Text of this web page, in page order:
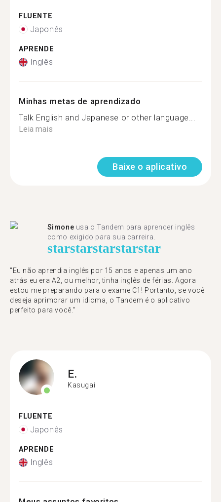
FLUENTE
Japonês
APRENDE
Inglês
Minhas metas de aprendizado
Talk English and Japanese or other language...
Leia mais
Baixe o aplicativo
Simone usa o Tandem para aprender inglês
como exigido para sua carreira.
starstarstarstarstar
"Eu não aprendia inglês por 15 anos e apenas um ano
atrás eu era A2, ou melhor, tinha inglês de férias. Agora
estou me preparando para o exame C1! Portanto, se você
deseja aprimorar um idioma, o Tandem é o aplicativo
perfeito para você."
E.
Kasugai
FLUENTE
Japonês
APRENDE
Inglês